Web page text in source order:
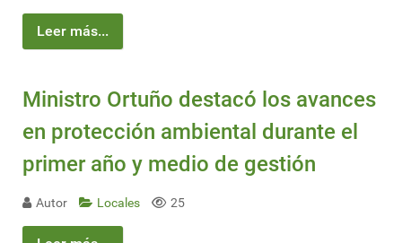
Leer más...
Ministro Ortuño destacó los avances
en protección ambiental durante el
primer año y medio de gestión
Autor Locales 25